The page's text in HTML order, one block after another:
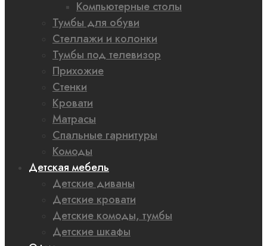
Компьютерные столы
Тумбы для обуви
Стеллажи и колонки
Тумбы под телевизор
Прихожие
Стенки
Кровати
Матрасы
Спальные гарнитуры
Комоды
Детская мебель
Детские диваны
Детские кровати
Детские комоды, тумбы
Детские шкафы